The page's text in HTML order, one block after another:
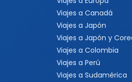
Viajes a Canadá
Viajes a Japón
Viajes a Japón y
Viajes a Colombia
Viajes a Perú
Viajes a Sudamérica